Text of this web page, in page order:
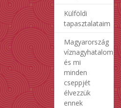
Külföldi
tapasztalataim
Magyarország
víznagyhatalom,
és mi
minden
cseppjét
élvezzük
ennek